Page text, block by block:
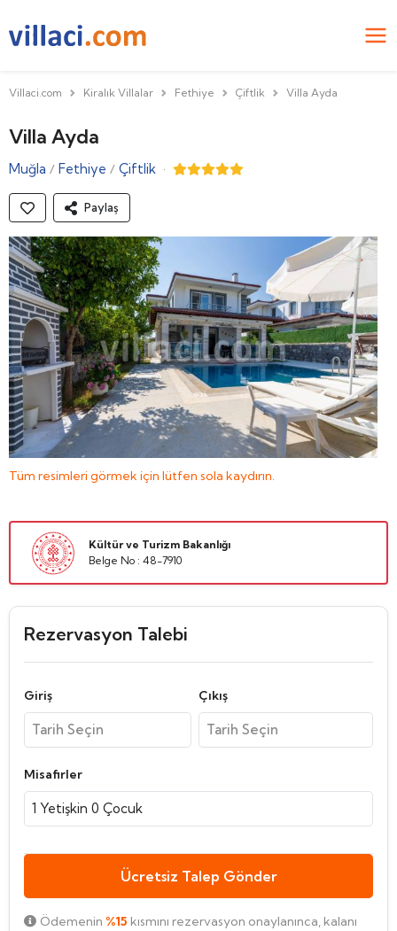
Villaci.com Kiralık Villalar Fethiye Çiftlik Villa Ayda
Villa Ayda
Muğla / Fethiye / Çiftlik ·
Paylaş
Tüm resimleri görmek için lütfen sola kaydırın.
Kültür ve Turizm Bakanlığı
Belge No : 48-7910
Rezervasyon Talebi
Giriş Çıkış
Misafirler
1 Yetişkin 0 Çocuk
Ücretsiz Talep Gönder
Ödemenin %15 kısmını rezervasyon onaylanınca, kalanı